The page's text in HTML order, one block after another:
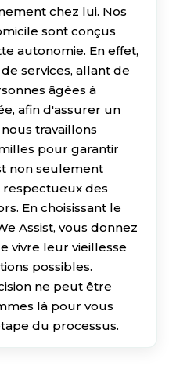
chez lui. Nos
sont conçus
autonomie. En effet,
services, allant de
âgées à
afin d'assurer un
travaillons
pour garantir
non seulement
des
En choisissant le
Assist, vous donnez
vivre leur vieillesse
possibles.
ne peut être
là pour vous
du processus.